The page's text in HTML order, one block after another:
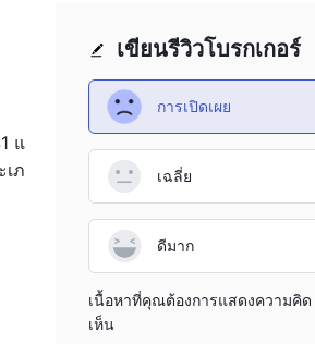
แ
ภ
เขียนรีวิวโบรกเกอร์
การเปิดเผย
เฉลี่ย
ดีมาก
เนื้อหาที่คุณต้องการแสดงความคิด
เห็น